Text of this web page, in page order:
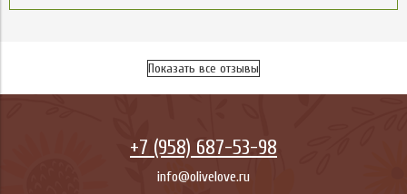
Показать все отзывы
+7 (958) 687-53-98
info@olivelove.ru